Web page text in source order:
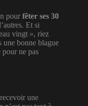
pour fêter ses 30
Et si
vingt », riez
une bonne blague
ne pas
une